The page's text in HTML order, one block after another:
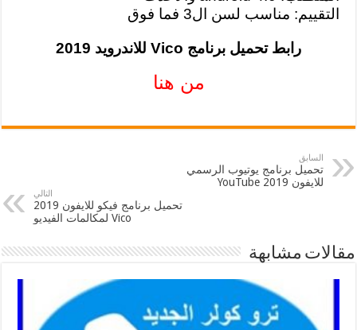
التقييم: مناسب لسن ال3 فما فوق
رابط تحميل برنامج Vico للاندرويد 2019
من هنا
السابق
تحميل برنامج يوتيوب الرسمي
للايفون 2019 YouTube
التالي
تحميل برنامج فيكو للايفون 2019
Vico لمكالمات الفيديو
مقالات مشابهة